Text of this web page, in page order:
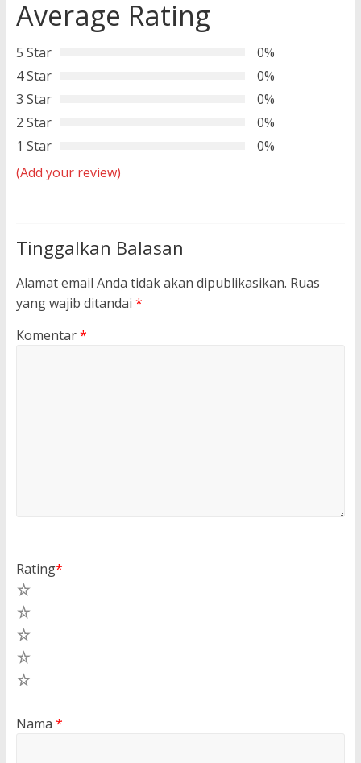
Average Rating
5 Star
0%
4 Star
0%
3 Star
0%
2 Star
0%
1 Star
0%
(Add your review)
Tinggalkan Balasan
Alamat email Anda tidak akan dipublikasikan. Ruas
yang wajib ditandai *
Komentar*
Rating*
Nama *